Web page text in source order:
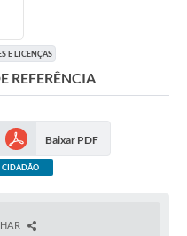
E LICENÇAS
REFERÊNCIA
Baixar PDF
CIDADÃO